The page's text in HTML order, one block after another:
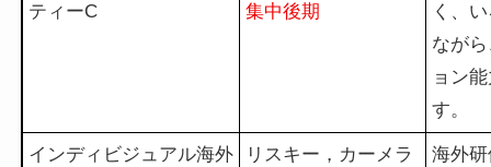
ティーC
集中後期
く、
なが
ョン
す。
インディビジュアル海外
リスキー，カーメラ
海外